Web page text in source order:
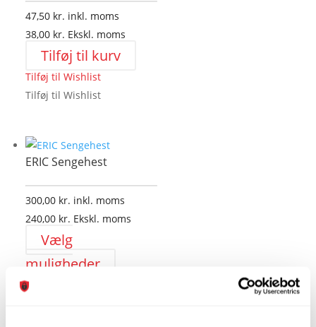
47,50 kr. inkl. moms
38,00 kr. Ekskl. moms
Tilføj til kurv
Tilføj til Wishlist
Tilføj til Wishlist
ERIC Sengehest
300,00 kr. inkl. moms
240,00 kr. Ekskl. moms
Vælg
muligheder
Tilføj til Wishlist